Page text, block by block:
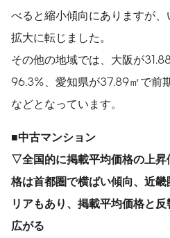
べると縮小傾向にありますが
拡大に転じました。
その他の地域では、大阪が
96.3%、愛知県が37.89㎡で前
などとなっています。
■中古マンション
▽全国的に掲載平均価格の上昇
格は首都圏で横ばい傾向、近
リアもあり、掲載平均価格と
広がる